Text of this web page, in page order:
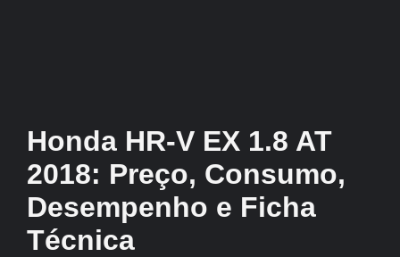
Honda HR-V EX 1.8 AT
2018: Preço, Consumo,
Desempenho e Ficha
Técnica